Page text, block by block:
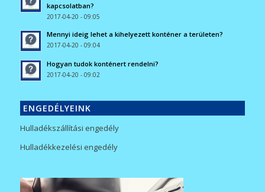
kapcsolatban?
2017-04-20 - 09:05
Mennyi ideig lehet a kihelyezett konténer a területen?
2017-04-20 - 09:04
Hogyan tudok konténert rendelni?
2017-04-20 - 09:02
ENGEDÉLYEINK
Hulladékszállítási engedély
Hulladékkezelési engedély